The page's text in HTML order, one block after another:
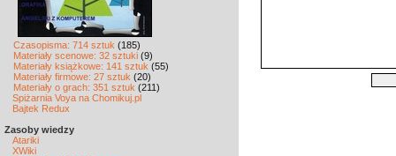
Czasopisma: 714 sztuk (185)
Materiały scenowe: 32 sztuki (9)
Materiały książkowe: 141 sztuk (55)
Materiały firmowe: 27 sztuk (20)
Materiały o grach: 351 sztuk (211)
Spiżarnia Voya na Chomikuj.pl
Bajtek Redux
Zasoby wiedzy
Atariki
XWiki